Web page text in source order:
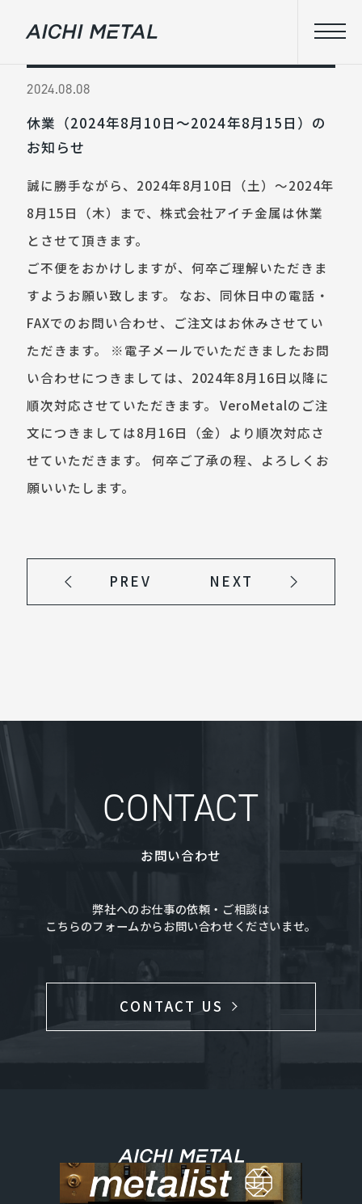
2024.08.08
休業（2024年8月10日～2024年8月15日）の
お知らせ
誠に勝手ながら、2024年8月10日（土）～2024年
8月15日（木）まで、株式会社アイチ金属は休業
とさせて頂きます。
ご不便をおかけしますが、何卒ご理解いただきま
すようお願い致します。 なお、同休日中の電話・
FAXでのお問い合わせ、ご注文はお休みさせてい
ただきます。 ※電子メールでいただきましたお問
い合わせにつきましては、2024年8月16日以降に
順次対応させていただきます。 VeroMetalのご注
文につきましては8月16日（金）より順次対応さ
せていただきます。 何卒ご了承の程、よろしくお
願いいたします。
PREV NEXT
CONTACT
お問い合わせ
弊社へのお仕事の依頼・ご相談は
こちらのフォームからお問い合わせくださいませ。
CONTACT US